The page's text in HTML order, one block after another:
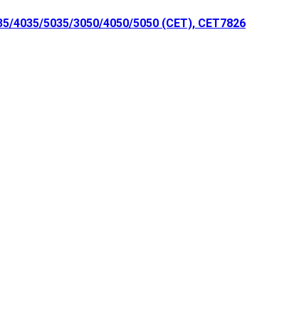
4035/5035/3050/4050/5050 (CET), CET7826